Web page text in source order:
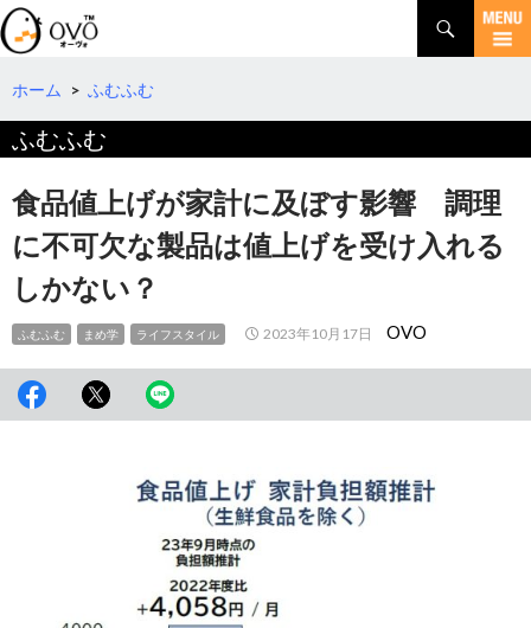
検
索
コ
テ
へ
ホーム > ふむふむ
ふむふむ
食品値上げが家計に及ぼす影響 調理
に不可欠な製品は値上げを受け入れる
しかない？
ふむふむ まめ学 ライフスタイル 2023年10月17日 OVO